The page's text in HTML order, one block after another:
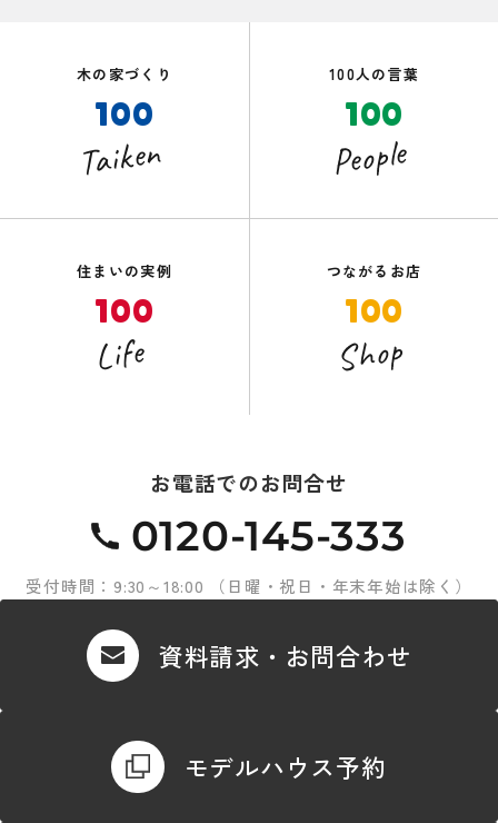
木の家づくり
100
Taiken
100人の言葉
100
People
住まいの実例
100
Life
つながるお店
100
Shop
お電話でのお問合せ
0120-145-333
受付時間：9:30～18:00 （日曜・祝日・年末年始は除く）
資料請求・お問合わせ
モデルハウス予約